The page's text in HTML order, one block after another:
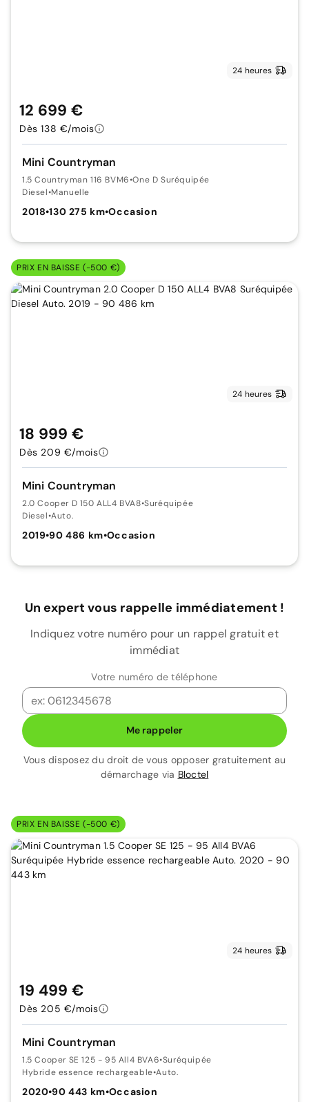
24 heures
Mini Countryman
1.5 Countryman 116 BVM6•One D Suréquipée
Diesel•Manuelle
2018•130 275 km•Occasion
12 699 €
Dès 138 €/mois
PRIX EN BAISSE (-500 €)
24 heures
Mini Countryman
2.0 Cooper D 150 ALL4 BVA8•Suréquipée
Diesel•Auto.
2019•90 486 km•Occasion
18 999 €
Dès 209 €/mois
Un expert vous rappelle immédiatement !
Indiquez votre numéro pour un rappel gratuit et
immédiat
Votre numéro de téléphone
Me rappeler
Vous disposez du droit de vous opposer gratuitement au
démarchage via Bloctel
PRIX EN BAISSE (-500 €)
24 heures
Mini Countryman
1.5 Cooper SE 125 - 95 All4 BVA6•Suréquipée
Hybride essence rechargeable•Auto.
2020•90 443 km•Occasion
19 499 €
Dès 205 €/mois